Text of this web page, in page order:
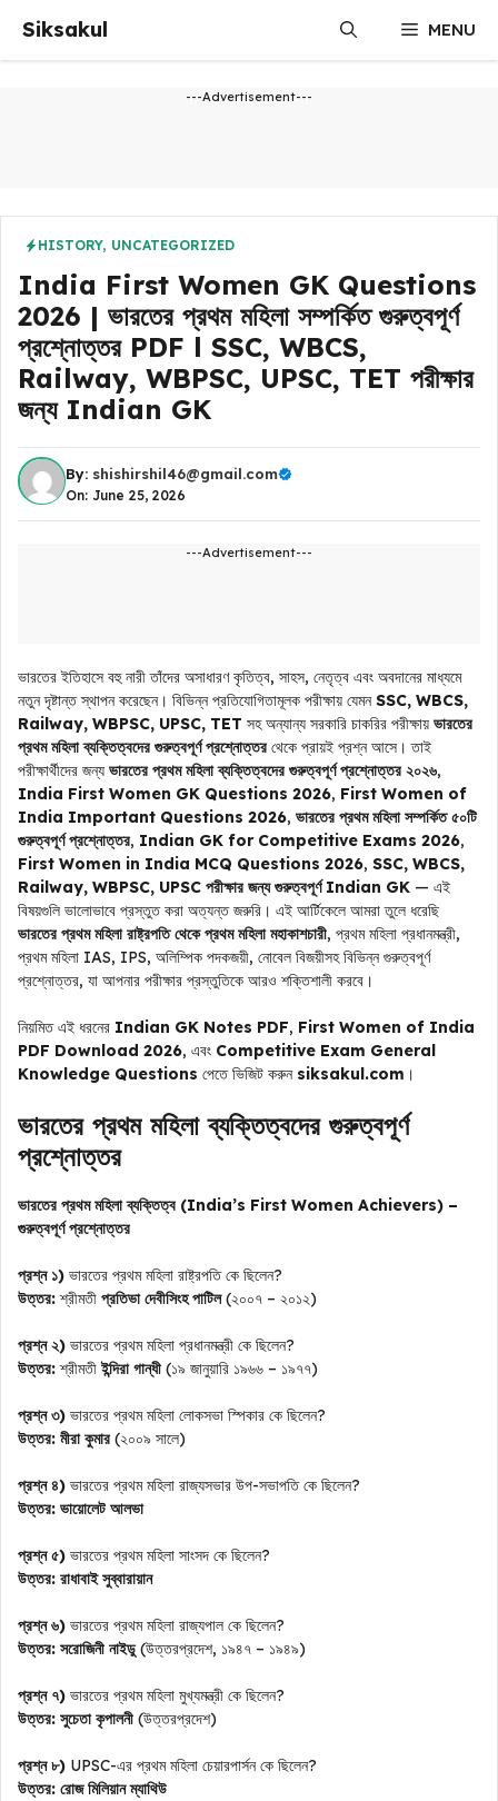
content
Siksakul MENU
---Advertisement---
HISTORY, UNCATEGORIZED
India First Women GK Questions
2026 | ভারতের প্রথম মহিলা সম্পর্কিত গুরুত্বপূর্ণ
প্রশ্নোত্তর PDF l SSC, WBCS,
Railway, WBPSC, UPSC, TET পরীক্ষার
জন্য Indian GK
By: shishirshil46@gmail.com
On: June 25, 2026
---Advertisement---
ভারতের ইতিহাসে বহু নারী তাঁদের অসাধারণ কৃতিত্ব, সাহস, নেতৃত্ব এবং অবদানের মাধ্যমে
নতুন দৃষ্টান্ত স্থাপন করেছেন। বিভিন্ন প্রতিযোগিতামূলক পরীক্ষায় যেমনSSC, WBCS,
Railway, WBPSC, UPSC, TET সহ অন্যান্য সরকারি চাকরির পরীক্ষায় ভারতের
প্রথম মহিলা ব্যক্তিত্বদের গুরুত্বপূর্ণ প্রশ্নোত্তর থেকে প্রায়ই প্রশ্ন আসে। তাই
পরীক্ষার্থীদের জন্য ভারতের প্রথম মহিলা ব্যক্তিত্বদের গুরুত্বপূর্ণ প্রশ্নোত্তর ২০২৬,
India First Women GK Questions 2026, First Women of
India Important Questions 2026, ভারতের প্রথম মহিলা সম্পর্কিত ৫০টি
গুরুত্বপূর্ণ প্রশ্নোত্তর, Indian GK for Competitive Exams 2026,
First Women in India MCQ Questions 2026, SSC, WBCS,
Railway, WBPSC, UPSC পরীক্ষার জন্য গুরুত্বপূর্ণ Indian GK — এই
বিষয়গুলি ভালোভাবে প্রস্তুত করা অত্যন্ত জরুরি। এই আর্টিকেলে আমরা তুলে ধরেছি
ভারতের প্রথম মহিলা রাষ্ট্রপতি থেকে প্রথম মহিলা মহাকাশচারী, প্রথম মহিলা প্রধানমন্ত্রী,
প্রথম মহিলা IAS, IPS, অলিম্পিক পদকজয়ী, নোবেল বিজয়ীসহ বিভিন্ন গুরুত্বপূর্ণ
প্রশ্নোত্তর, যা আপনার পরীক্ষার প্রস্তুতিকে আরও শক্তিশালী করবে।
নিয়মিত এই ধরনের Indian GK Notes PDF, First Women of India
PDF Download 2026, এবং Competitive Exam General
Knowledge Questions পেতে ভিজিট করুন siksakul.com ।
ভারতের প্রথম মহিলা ব্যক্তিত্বদের গুরুত্বপূর্ণ
প্রশ্নোত্তর
ভারতের প্রথম মহিলা ব্যক্তিত্ব (India’s First Women Achievers) –
গুরুত্বপূর্ণ প্রশ্নোত্তর
প্রশ্ন ১) ভারতের প্রথম মহিলা রাষ্ট্রপতি কে ছিলেন?
উত্তর:শ্রীমতী প্রতিভা দেবীসিংহ পাটিল(২০০৭ – ২০১২)
প্রশ্ন ২) ভারতের প্রথম মহিলা প্রধানমন্ত্রী কে ছিলেন?
উত্তর:শ্রীমতীইন্দিরা গান্ধী (১৯ জানুয়ারি ১৯৬৬ – ১৯৭৭)
প্রশ্ন ৩) ভারতের প্রথম মহিলা লোকসভা স্পিকার কে ছিলেন?
উত্তর: মীরা কুমার (২০০৯ সালে)
প্রশ্ন ৪) ভারতের প্রথম মহিলা রাজ্যসভার উপ-সভাপতি কে ছিলেন?
উত্তর: ভায়োলেট আলভা
প্রশ্ন ৫) ভারতের প্রথম মহিলা সাংসদ কে ছিলেন?
উত্তর: রাধাবাই সুব্বারায়ান
প্রশ্ন ৬) ভারতের প্রথম মহিলা রাজ্যপাল কে ছিলেন?
উত্তর: সরোজিনী নাইডু(উত্তরপ্রদেশ, ১৯৪৭ – ১৯৪৯)
প্রশ্ন ৭) ভারতের প্রথম মহিলা মুখ্যমন্ত্রী কে ছিলেন?
উত্তর: সুচেতা কৃপালনী (উত্তরপ্রদেশ)
প্রশ্ন ৮) UPSC-এর প্রথম মহিলা চেয়ারপার্সন কে ছিলেন?
উত্তর: রোজ মিলিয়ান ম্যাথিউ